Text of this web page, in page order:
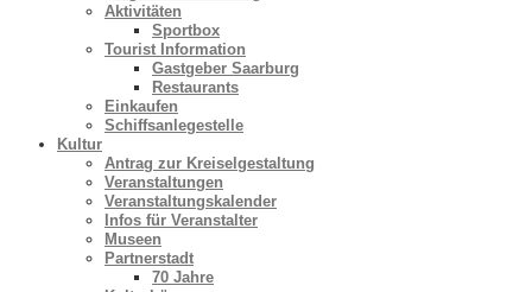
Aktivitäten
Sportbox
Tourist Information
Gastgeber Saarburg
Restaurants
Einkaufen
Schiffsanlegestelle
Kultur
Antrag zur Kreiselgestaltung
Veranstaltungen
Veranstaltungskalender
Infos für Veranstalter
Museen
Partnerstadt
70 Jahre